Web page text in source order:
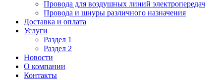
Провода для воздушных линий электропередач
Провода и шнуры различного назначения
Доставка и оплата
Услуги
Раздел 1
Раздел 2
Новости
О компании
Контакты